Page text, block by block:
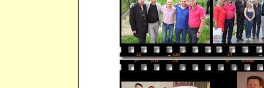
13 → 13A 14 →
17 FUJI → 17A 18 KODAK